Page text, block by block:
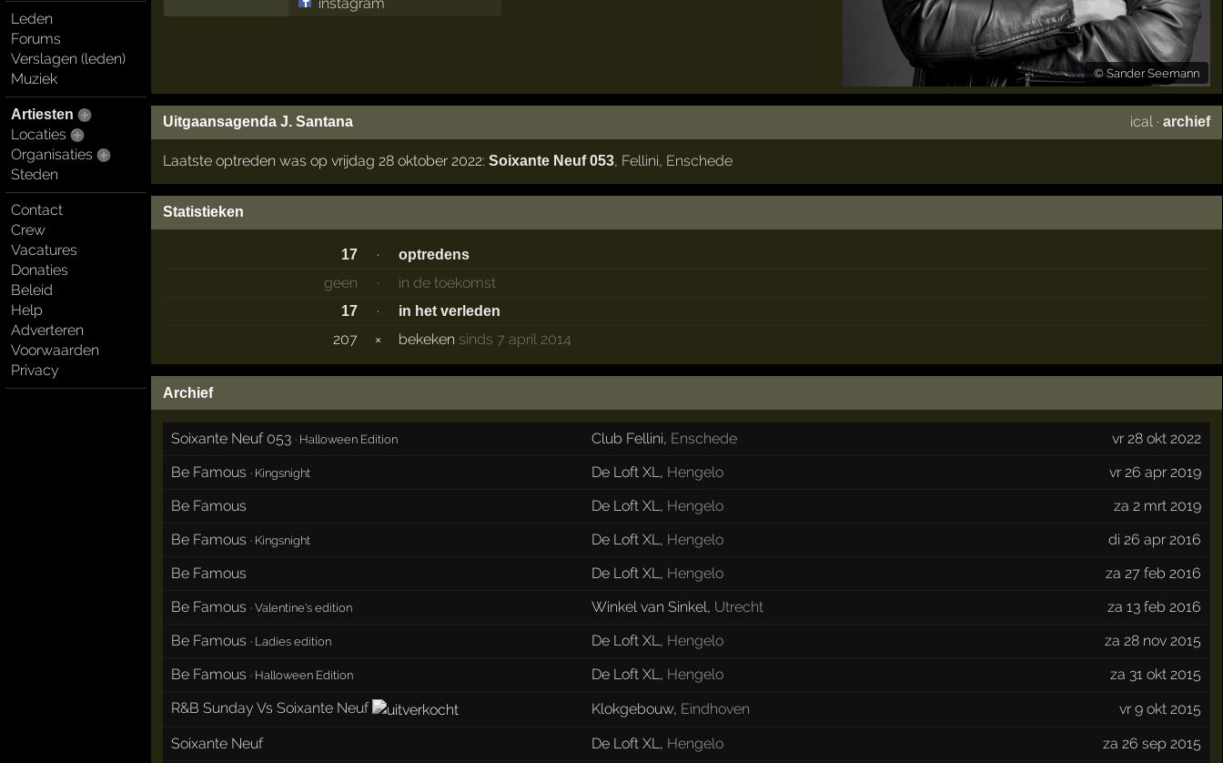
Leden
Forums
Verslagen (leden)
Muziek
Artiesten
Locaties
Organisaties
Steden
Contact
Crew
Vacatures
Donaties
Beleid
Help
Adverteren
Voorwaarden
Privacy
© Sander Seemann
Uitgaansagenda J. Santana ical ·archief
Laatste optreden was op vrijdag 28 oktober 2022: Soixante Neuf 053, Fellini, Enschede
Statistieken
17 · optredens
geen · in de toekomst
17 · in het verleden
207 × bekeken sinds 7 april 2014
Archief
Soixante Neuf 053 · Halloween Edition Club Fellini, Enschede
vr 28 okt 2022
Be Famous · Kingsnight De Loft XL , Hengelo
vr 26 apr 2019
Be Famous
De Loft XL , Hengelo
za 2 mrt 2019
Be Famous · Kingsnight De Loft XL , Hengelo
di 26 apr 2016
Be Famous
De Loft XL , Hengelo
za 27 feb 2016
Be Famous ·Valentine's edition Winkel van Sinkel, Utrecht
za 13 feb 2016
Be Famous · Ladies edition De Loft XL , Hengelo
za 28 nov 2015
Be Famous · Halloween Edition De Loft XL , Hengelo
za 31 okt 2015
R&B Sunday Vs Soixante Neuf
Klokgebouw, Eindhoven
vr 9 okt 2015
Soixante Neuf
De Loft XL , Hengelo za 26 sep 2015